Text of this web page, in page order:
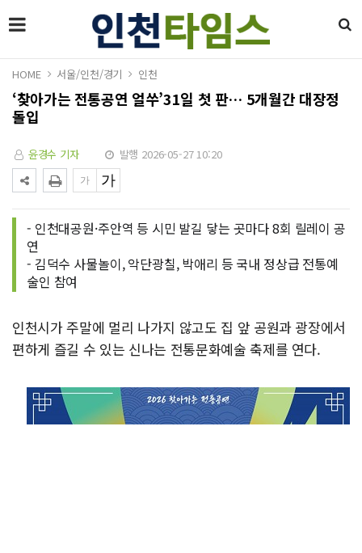
HOME 서울/인천/경기 인천
‘찾아가는 전통공연 얼쑤’31일 첫 판… 5개월간 대장정
돌입
윤경수 기자 발행 2026-05-27 10:20
- 인천대공원·주안역 등 시민 발길 닿는 곳마다 8회 릴레이 공
연
- 김덕수 사물놀이, 악단광칠, 박애리 등 국내 정상급 전통예
술인 참여
인천시가 주말에 멀리 나가지 않고도 집 앞 공원과 광장에서
편하게 즐길 수 있는 신나는 전통문화예술 축제를 연다.